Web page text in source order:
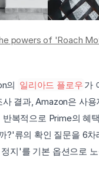
powers of 'Roach
의 일리아드 플로우 가
결과, Amazon은 사용
복적으로 Prime의 혜
?'류의 확인 질문을 6
지'를 기본 옵션으로